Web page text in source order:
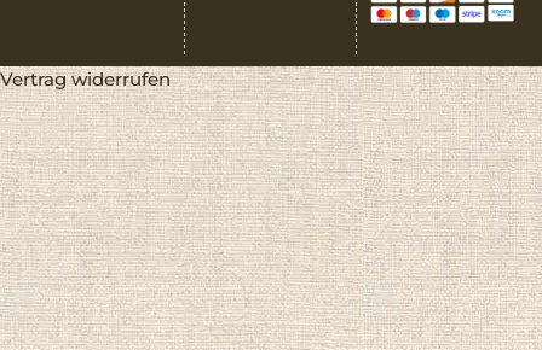
Vertrag widerrufen